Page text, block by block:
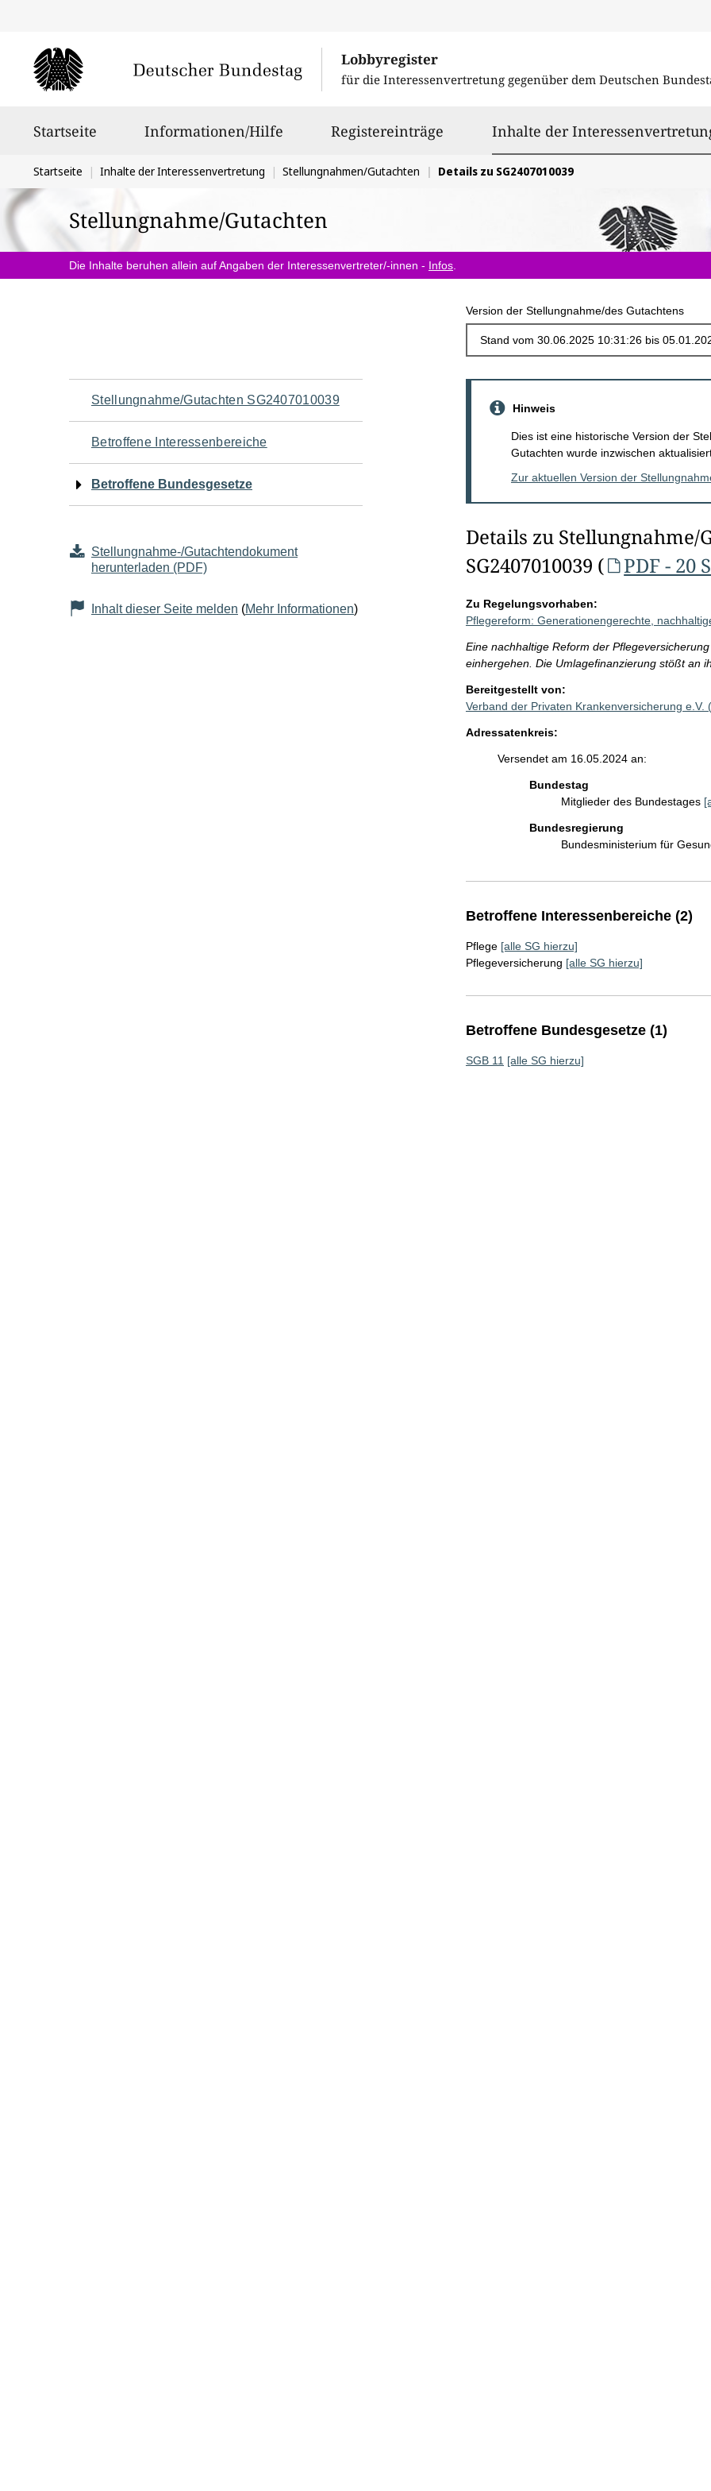
Lobbyregister
für die Interessenvertretung gegenüber dem Deutschen
Startseite Informationen/Hilfe Registereinträge Inhalte der
Sie
befinden
sich
hier:
Startseite Inhalte der Interessenvertretung Stellungnahmen/Gutachten Details zu SG2407010039
Stellungnahme/Gutachten
Die Inhalte beruhen allein auf Angaben der Interessenvertreter/-innen - Infos
Version der Stellungnahme/des Gutachtens
Navigation
für
den
Seiteninhalt
Stellungnahme/Gutachten SG2407010039
Betroffene Interessenbereiche
Betroffene Bundesgesetze
Stellungnahme-/Gutachtendokument
herunterladen (PDF)
Inhalt dieser Seite melden (Mehr Informationen)
Hinweis
Dies ist eine historische Version der
Gutachten wurde inzwischen
Zur aktuellen Version der
Details zu Stellungnahme/
SG2407010039 (
PDF - 20
Zu Regelungsvorhaben:
Pflegereform: Generationengerechte,
Eine nachhaltige Reform der
einhergehen. Die Umlagefinanzierung stößt an
Bereitgestellt von:
Verband der Privaten Krankenversicherung e.V.
Adressatenkreis:
Versendet am 16.05.2024 an:
Bundestag
Mitglieder des Bundestages
Bundesregierung
Bundesministerium für
Betroffene Interessenbereiche (2)
Pflege [alle SG hierzu]
Pflegeversicherung [alle SG hierzu]
Betroffene Bundesgesetze (1)
SGB 11 [alle SG hierzu]